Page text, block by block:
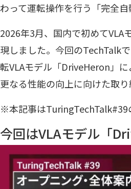
わって運転操作を行う「完全
2026年3月、国内で初めてVLA
現しました。今回のTechTalk
転VLAモデル「DriveHeron」
更なる性能の向上に向けた取り
※本記事はTuringTechTalk#39
今回はVLAモデル「